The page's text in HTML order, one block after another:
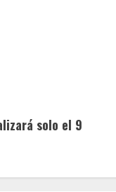
solo el 9